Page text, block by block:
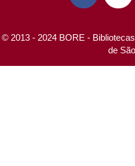
© 2013 - 2024 BORE -
de